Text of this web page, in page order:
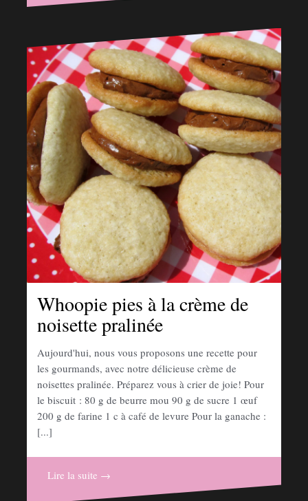
Whoopie pies à la crème de
noisette pralinée
Aujourd'hui, nous vous proposons une recette pour
les gourmands, avec notre délicieuse crème de
noisettes pralinée. Préparez vous à crier de joie! Pour
le biscuit : 80 g de beurre mou 90 g de sucre 1 œuf
200 g de farine 1 c à café de levure Pour la ganache :
[...]
Lire la suite →